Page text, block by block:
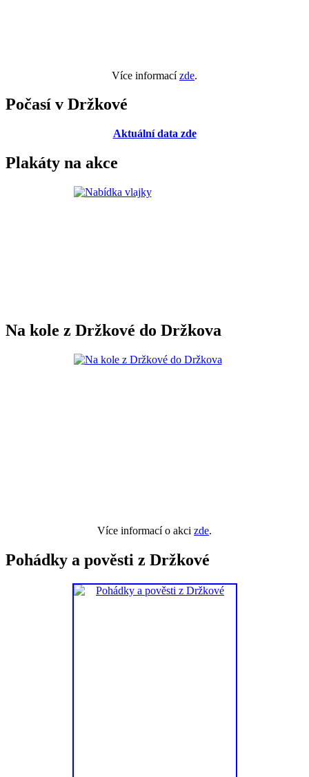
Více informacízde.
Počasí v Držkové
Aktuální data zde
Plakáty na akce
Na kole z Držkové do Držkova
Více informací o akci zde.
Pohádky a pověsti z Držkové